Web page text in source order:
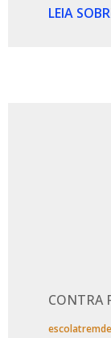
LEIA
CONTRA